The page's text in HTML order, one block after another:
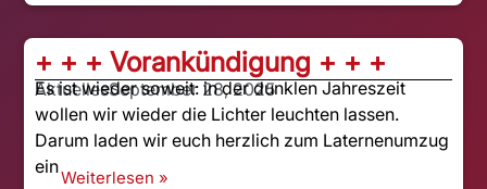
+ + + Vorankündigung + + +
AktuellesSeptember 28, 2025
Es ist wieder soweit: in der dunklen Jahreszeit
wollen wir wieder die Lichter leuchten lassen.
Darum laden wir euch herzlich zum Laternenumzug
ein
Weiterlesen »